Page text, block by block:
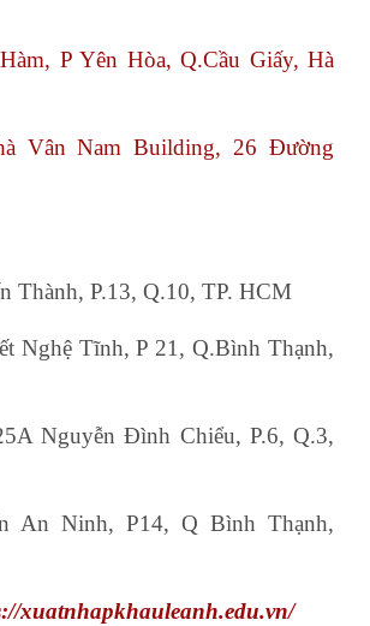
P Yên Hòa, Q.Cầu Giấy, Hà
Vân Nam Building, 26 Đường
Thành, P.13, Q.10, TP. HCM
Nghệ Tĩnh, P 21, Q.Bình Thạnh,
Nguyễn Đình Chiểu, P.6, Q.3,
An Ninh, P14, Q Bình Thạnh,
xuatnhapkhauleanh.edu.vn/